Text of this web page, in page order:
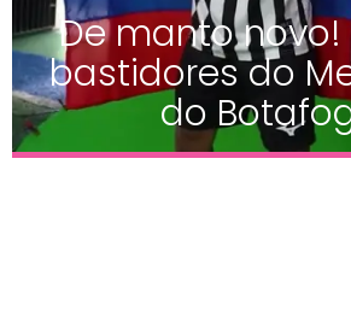
De manto novo!
bastidores do
do